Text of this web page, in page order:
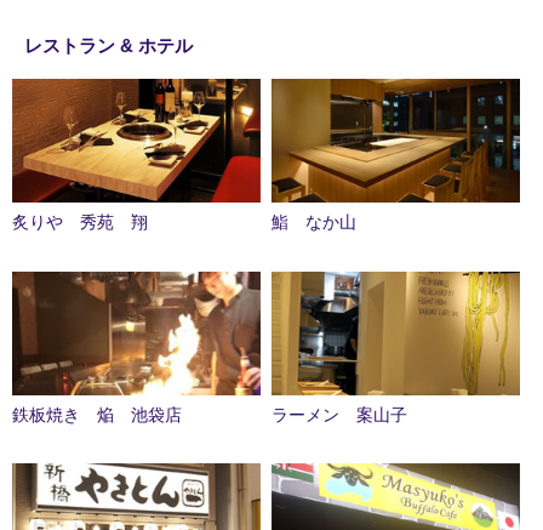
レストラン & ホテル
炙りや 秀苑 翔 鮨 なか山
鉄板焼き 焔 池袋店 ラーメン 案山子